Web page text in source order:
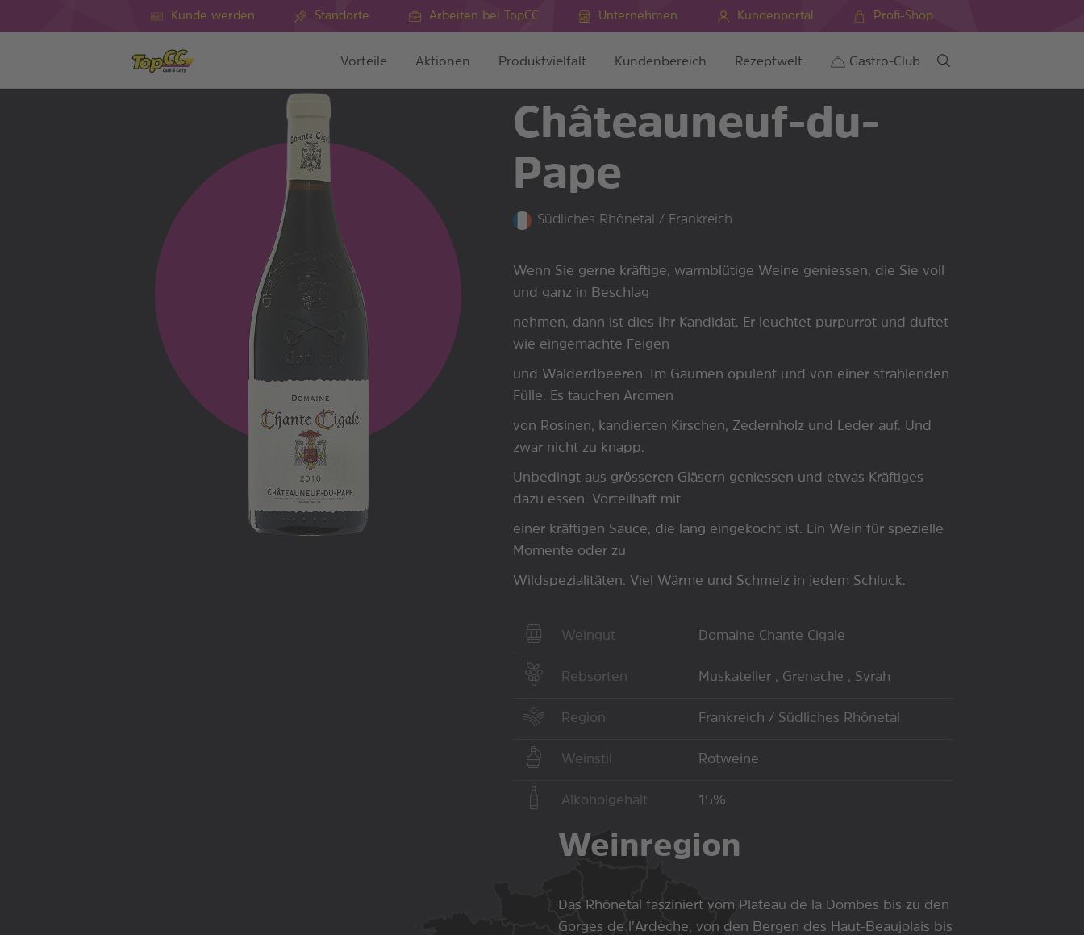
Kunde werden Standorte Arbeiten bei TopCC Unternehmen Kundenportal Profi-Shop
Vorteile Aktionen Produktvielfalt Kundenbereich Rezeptwelt Gastro-Club
Châteauneuf-du-
Pape
Südliches Rhônetal / Frankreich
Wenn Sie gerne kräftige, warmblütige Weine geniessen, die Sie voll
und ganz in Beschlag
nehmen, dann ist dies Ihr Kandidat. Er leuchtet purpurrot und duftet
wie eingemachte Feigen
und Walderdbeeren. Im Gaumen opulent und von einer strahlenden
Fülle. Es tauchen Aromen
von Rosinen, kandierten Kirschen, Zedernholz und Leder auf. Und
zwar nicht zu knapp.
Unbedingt aus grösseren Gläsern geniessen und etwas Kräftiges
dazu essen. Vorteilhaft mit
einer kräftigen Sauce, die lang eingekocht ist. Ein Wein für spezielle
Momente oder zu
Wildspezialitäten. Viel Wärme und Schmelz in jedem Schluck.
Weingut Domaine Chante Cigale
Rebsorten Muskateller , Grenache , Syrah
Region Frankreich / Südliches Rhônetal
Weinstil Rotweine
Alkoholgehalt 15%
Weinregion
Das Rhônetal fasziniert vom Plateau de la Dombes bis zu den
Gorges de l’Ardèche, von den Bergen des Haut-Beaujolais bis